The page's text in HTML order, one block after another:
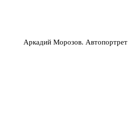
Аркадий Морозов. Автопортрет